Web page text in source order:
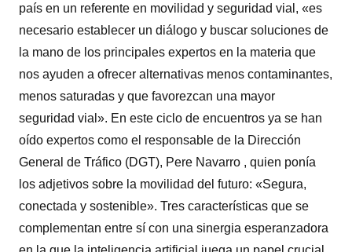
país en un referente en movilidad y seguridad vial, «es
necesario establecer un diálogo y buscar soluciones de
la mano de los principales expertos en la materia que
nos ayuden a ofrecer alternativas menos contaminantes,
menos saturadas y que favorezcan una mayor
seguridad vial». En este ciclo de encuentros ya se han
oído expertos como el responsable de la Dirección
General de Tráfico (DGT), Pere Navarro , quien ponía
los adjetivos sobre la movilidad del futuro: «Segura,
conectada y sostenible». Tres características que se
complementan entre sí con una sinergia esperanzadora